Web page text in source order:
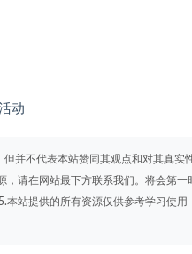
动
并不代表本站赞同其观点和对其真
，请在网站最下方联系我们。将会第
本站提供的所有资源仅供参考学习使